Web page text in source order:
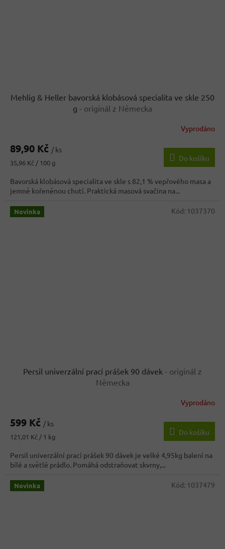
Mehlig & Heller bavorská klobásová specialita ve skle 250
g - originál z Německa
Vyprodáno
89,90 Kč / ks
Měrná
35,96 Kč / 100 g
Do košíku
Bavorská klobásová specialita ve skle s 82,1 % vepřového masa a
jemně kořeněnou chutí. Praktická masová svačina na...
Novinka
Persil univerzální prací prášek 90 dávek - originál z
Německa
Vyprodáno
599 Kč / ks
Měrná
121,01 Kč / 1 kg
Do košíku
Persil univerzální prací prášek 90 dávek je velké 4,95kg balení na
bílé a světlé prádlo. Pomáhá odstraňovat skvrny,...
Kód: 1037370
Novinka Kód: 1037479